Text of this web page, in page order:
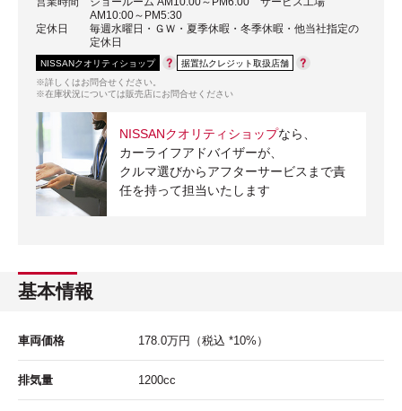
AM10:00～PM5:30
定休日
毎週水曜日・ＧＷ・夏季休暇・冬季休暇・他当社指定の
定休日
NISSANクオリティショップ
据置払クレジット取扱店舗
※詳しくはお問合せください。
※在庫状況については販売店にお問合せください
NISSANクオリティショップなら、
カーライフアドバイザーが、
クルマ選びからアフターサービスまで責
任を持って担当いたします
基本情報
車両価格 178.0万円 （税込 *10%）
排気量 1200cc